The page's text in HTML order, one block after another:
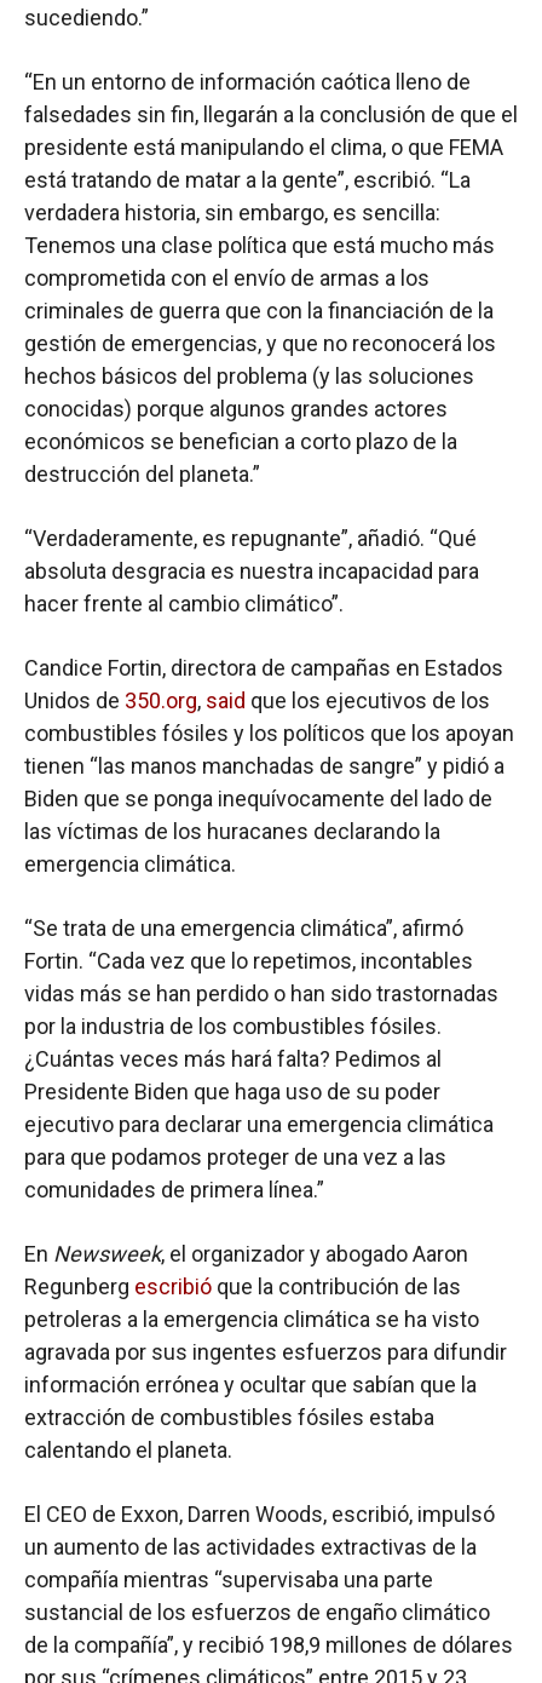
sucediendo.”
“En un entorno de información caótica lleno de
falsedades sin fin, llegarán a la conclusión de que el
presidente está manipulando el clima, o que FEMA
está tratando de matar a la gente”, escribió. “La
verdadera historia, sin embargo, es sencilla:
Tenemos una clase política que está mucho más
comprometida con el envío de armas a los
criminales de guerra que con la financiación de la
gestión de emergencias, y que no reconocerá los
hechos básicos del problema (y las soluciones
conocidas) porque algunos grandes actores
económicos se benefician a corto plazo de la
destrucción del planeta.”
“Verdaderamente, es repugnante”, añadió. “Qué
absoluta desgracia es nuestra incapacidad para
hacer frente al cambio climático”.
Candice Fortin, directora de campañas en Estados
Unidos de 350.org, said que los ejecutivos de los
combustibles fósiles y los políticos que los apoyan
tienen “las manos manchadas de sangre” y pidió a
Biden que se ponga inequívocamente del lado de
las víctimas de los huracanes declarando la
emergencia climática.
“Se trata de una emergencia climática”, afirmó
Fortin. “Cada vez que lo repetimos, incontables
vidas más se han perdido o han sido trastornadas
por la industria de los combustibles fósiles.
¿Cuántas veces más hará falta? Pedimos al
Presidente Biden que haga uso de su poder
ejecutivo para declarar una emergencia climática
para que podamos proteger de una vez a las
comunidades de primera línea.”
En Newsweek, el organizador y abogado Aaron
Regunberg escribió que la contribución de las
petroleras a la emergencia climática se ha visto
agravada por sus ingentes esfuerzos para difundir
información errónea y ocultar que sabían que la
extracción de combustibles fósiles estaba
calentando el planeta.
El CEO de Exxon, Darren Woods, escribió, impulsó
un aumento de las actividades extractivas de la
compañía mientras “supervisaba una parte
sustancial de los esfuerzos de engaño climático
de la compañía”, y recibió 198,9 millones de dólares